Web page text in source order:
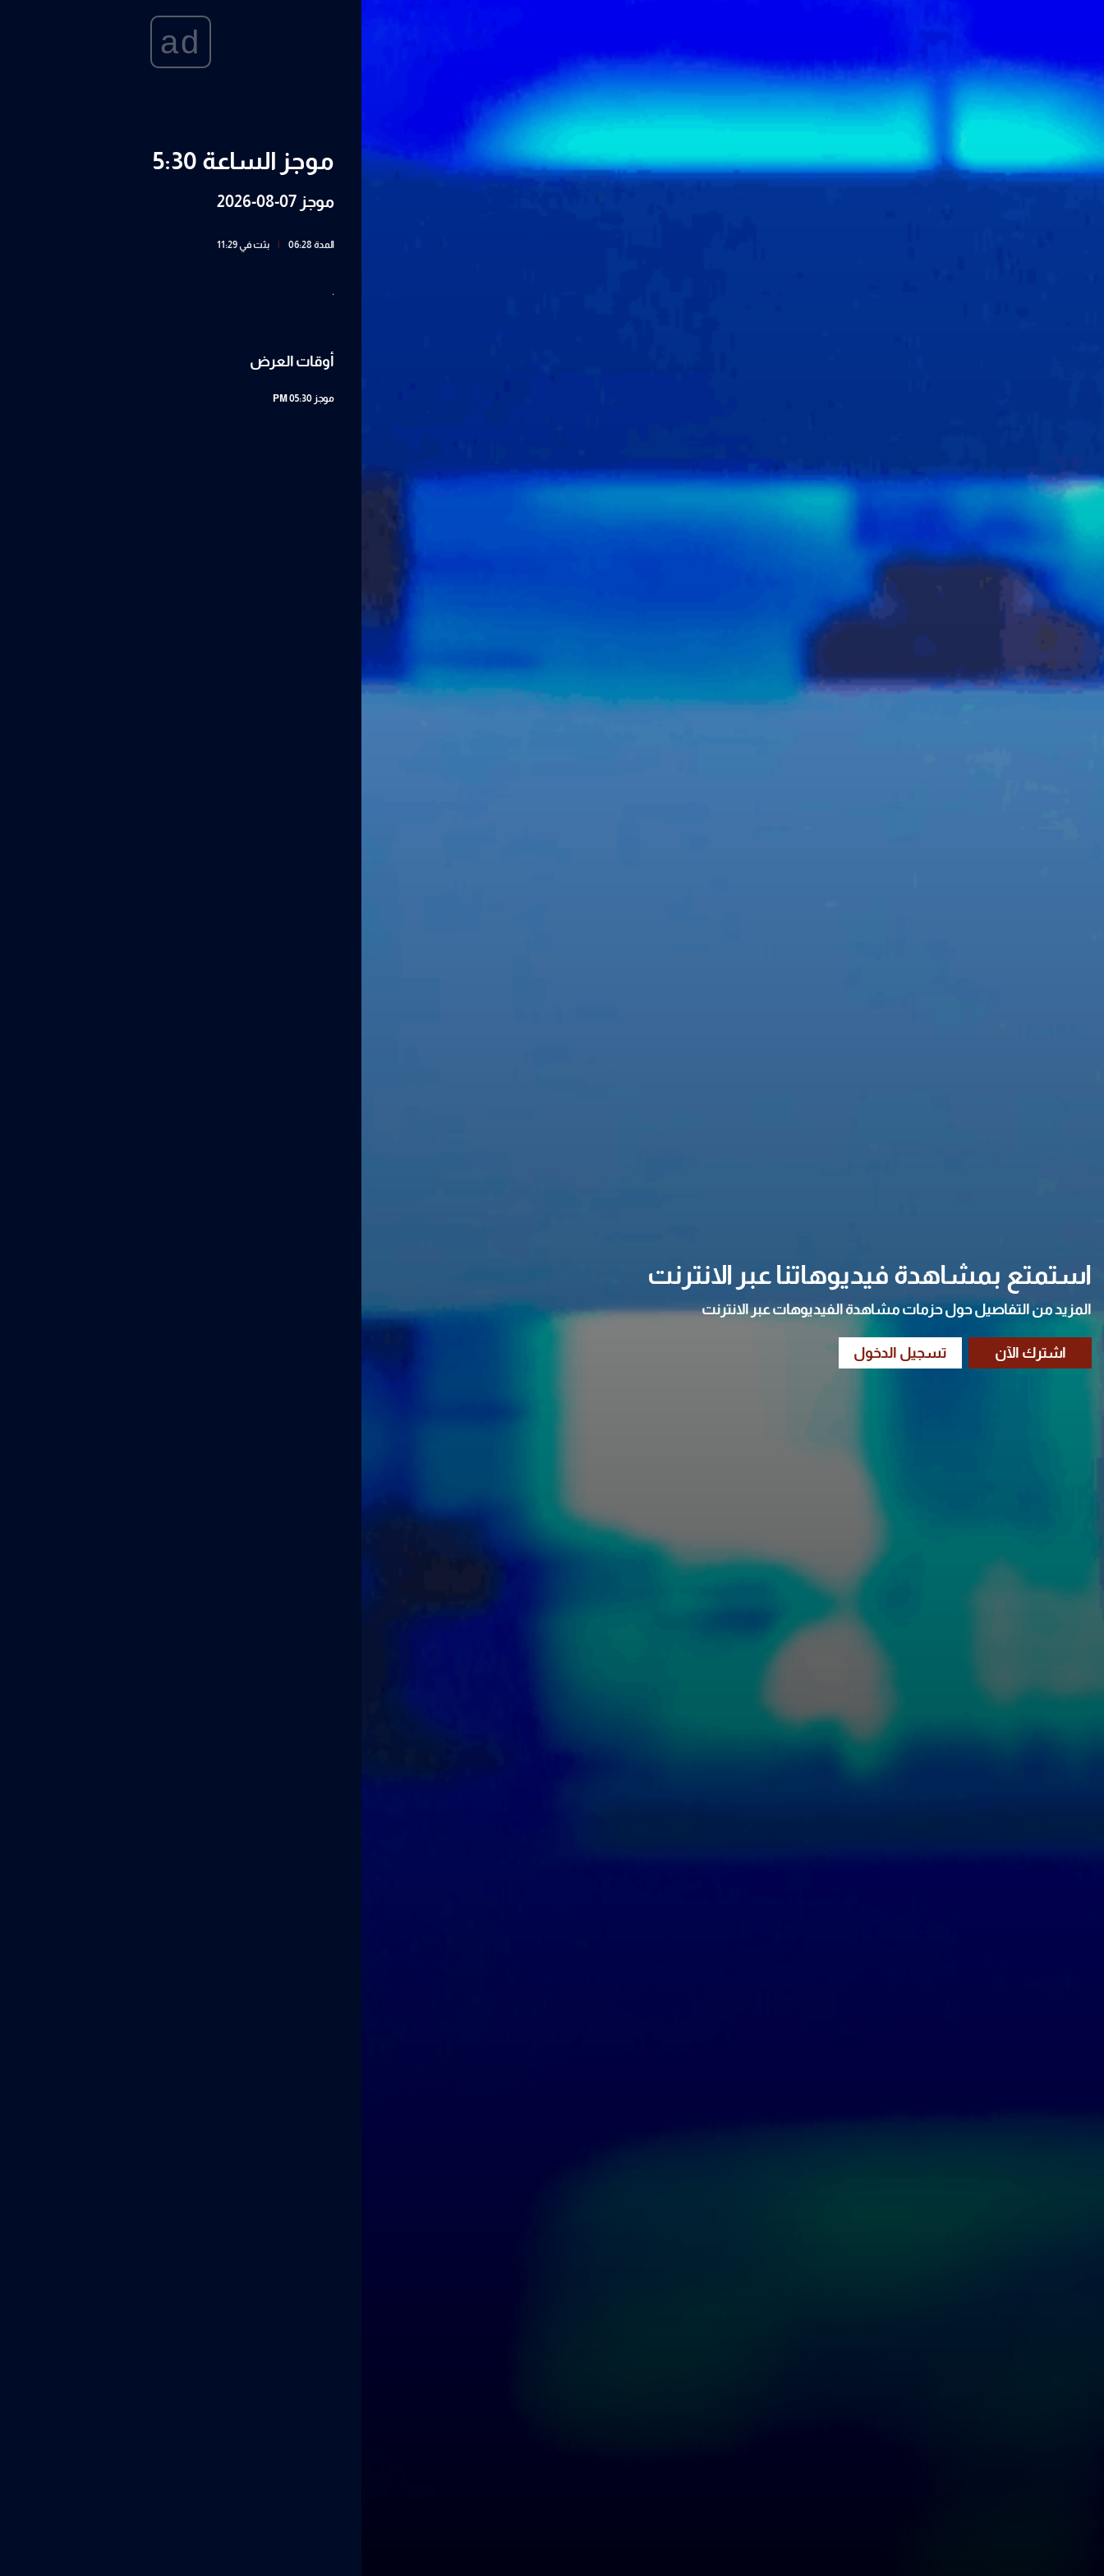
استمتع بمشاهدة فيديوهاتنا عبر الانترنت
المزيد من التفاصيل حول حزمات مشاهدة الفيديوهات عبر الانترنت
ad
موجز الساعة 5:30
موجز 07-08-2026
المدة 06:28 بثت في 11:29
.
أوقات العرض
موجز 05:30 PM